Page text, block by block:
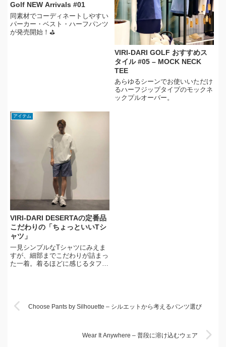
Golf NEW Arrivals #01
同素材でコーディネートしやすい
パーカー・ベスト・ハーフパンツ
が発売開始！⛳
VIRI-DARI GOLF おすすめス
タイル #05 – MOCK NECK
TEE
あらゆるシーンでお使いいただけ
るハーフジップタイプのモックネ
ックプルオーバー。
アイテム
VIRI-DARI DESERTAの定番品
こだわりの「ちょっといいTシ
ャツ」
一見シンプルなTシャツにみえま
すが、細部までこだわりが詰まっ
た一着。着るほどに感じるタフさ
Choose Pants by Silhouette – シルエットから考えるパンツ選び
Wear It Anywhere – 普段に溶け込むウェア